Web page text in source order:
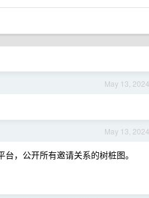
May 13, 2024
May 13, 2024
，公开所有邀请关系的树桩图。